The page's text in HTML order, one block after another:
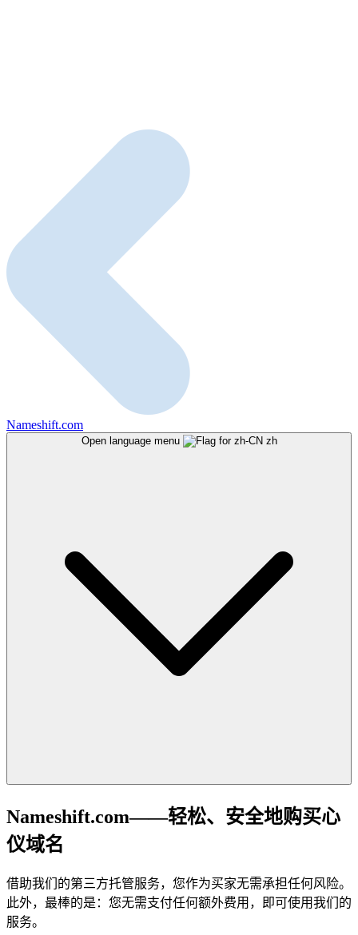
Nameshift.com
Open language menu zh
Nameshift.com——轻松、安全地购买心
仪域名
借助我们的第三方托管服务，您作为买家无需承担任何风险。
此外，最棒的是：您无需支付任何额外费用，即可使用我们的
服务。